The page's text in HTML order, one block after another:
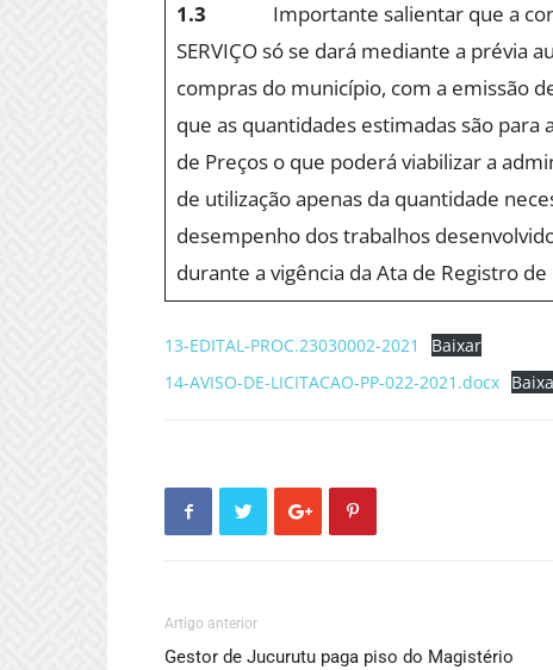
1.3 Importante salientar que a
SERVIÇO só se dará mediante a prévia
compras do município, com a emissão de
que as quantidades estimadas são para
de Preços o que poderá viabilizar a
de utilização apenas da quantidade
desempenho dos trabalhos
durante a vigência da Ata de Registro de
13-EDITAL-PROC.23030002-2021
Baixar
14-AVISO-DE-LICITACAO-PP-022-2021.docx
Artigo anterior
Gestor de Jucurutu paga piso do Magistério